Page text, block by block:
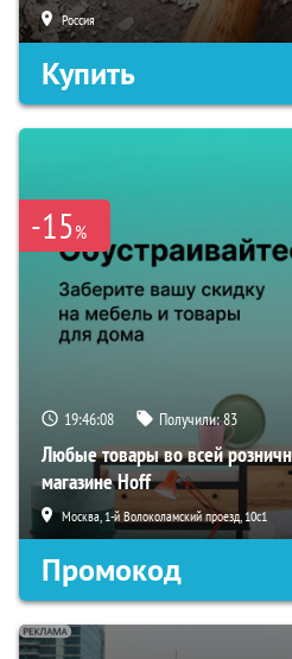
Россия
Купить
-15%
19:46:07 Получили:83
Любые товары во всей
магазине Hoff
Москва, 1-й Волоколамский проезд, 10с1
Промокод